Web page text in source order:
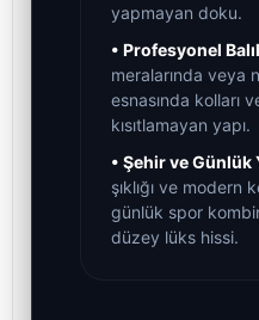
yapmayan doku.
• Profesyonel
meralarında veya
esnasında kolları
kısıtlamayan yapı.
• Şehir ve Günlük
şıklığı ve modern
günlük spor
düzey lüks hissi.